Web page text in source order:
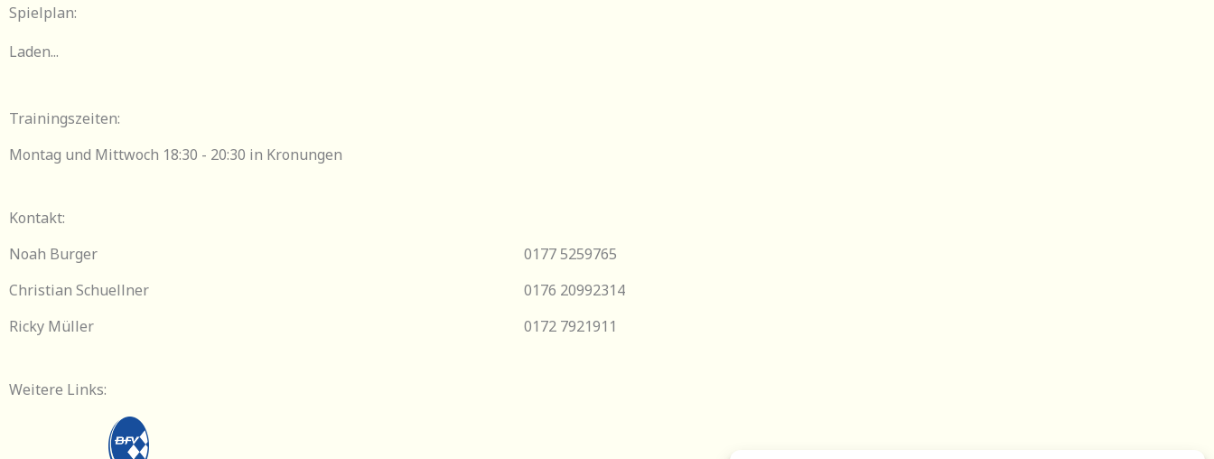
Spielplan:
Laden...
Trainingszeiten:
Montag und Mittwoch 18:30 - 20:30 in Kronungen
Kontakt:
Noah Burger
0177 5259765
Christian Schuellner
0176 20992314
Ricky Müller
0172 7921911
Weitere Links: